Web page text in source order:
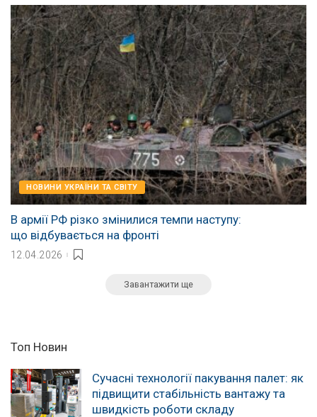
НОВИНИ УКРАЇНИ ТА СВІТУ
В армії РФ різко змінилися темпи наступу:
що відбувається на фронті
12.04.2026
Завантажити ще
Топ Новин
Сучасні технології пакування палет: як
підвищити стабільність вантажу та
швидкість роботи складу